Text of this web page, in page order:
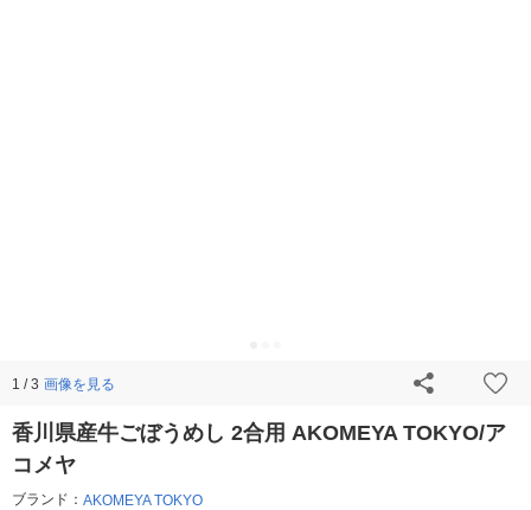
1 / 3 画像を見る
香川県産牛ごぼうめし 2合用 AKOMEYA TOKYO/ア
コメヤ
ブランド： AKOMEYA TOKYO